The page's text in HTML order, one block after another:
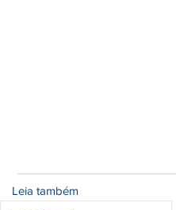
Leia também